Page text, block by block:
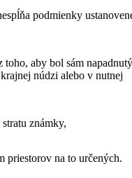
podmienky
toho, aby bol sám napadnutý
núdzi alebo v nutnej
známky,
priestorov na to určených.